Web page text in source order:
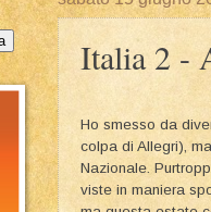
Italia 2 -
Ho smesso da
colpa di Allegri),
Nazionale.
viste in maniera